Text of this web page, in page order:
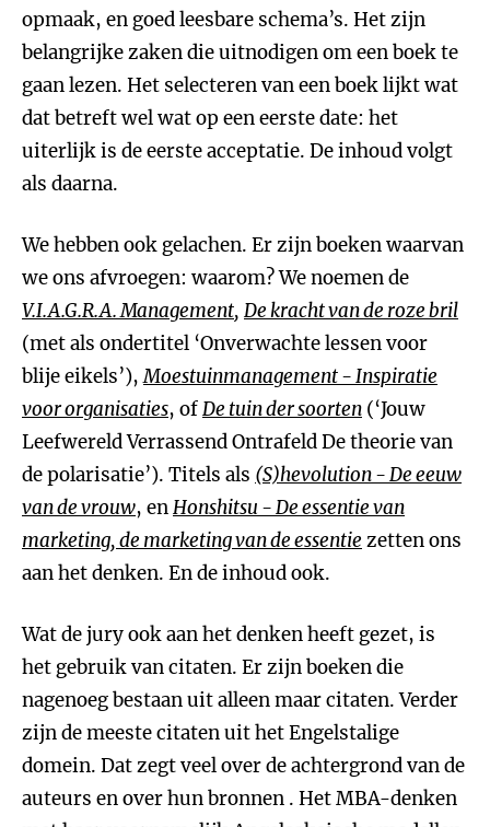
opmaak, en goed leesbare schema’s. Het zijn
belangrijke zaken die uitnodigen om een boek te
gaan lezen. Het selecteren van een boek lijkt wat
dat betreft wel wat op een eerste date: het
uiterlijk is de eerste acceptatie. De inhoud volgt
als daarna.
We hebben ook gelachen. Er zijn boeken waarvan
we ons afvroegen: waarom? We noemen de
V.I.A.G.R.A. Management, De kracht van de roze bril
(met als ondertitel ‘Onverwachte lessen voor
blije eikels’),Moestuinmanagement - Inspiratie
voor organisaties, ofDe tuin der soorten (‘Jouw
Leefwereld Verrassend Ontrafeld De theorie van
de polarisatie’). Titels als (S)hevolution - De eeuw
van de vrouw, enHonshitsu - De essentie van
marketing, de marketing van de essentie zetten ons
aan het denken. En de inhoud ook.
Wat de jury ook aan het denken heeft gezet, is
het gebruik van citaten. Er zijn boeken die
nagenoeg bestaan uit alleen maar citaten. Verder
zijn de meeste citaten uit het Engelstalige
domein. Dat zegt veel over de achtergrond van de
auteurs en over hun bronnen . Het MBA-denken